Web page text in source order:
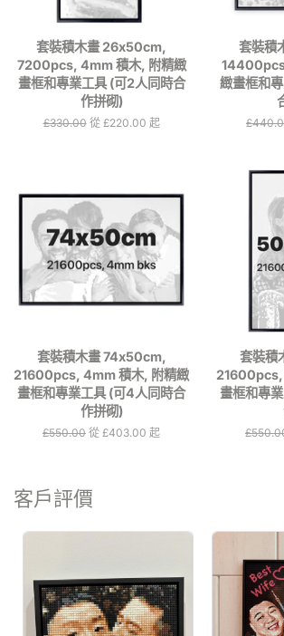
套裝積木畫 26x50cm,
7200pcs, 4mm 積木, 附精緻
畫框和專業工具 (可2人同時合
作拼砌)
定
£330.00從 £220.00 起
套裝積
緻畫框和
定
套裝積木畫 74x50cm,
21600pcs, 4mm 積木, 附精緻
畫框和專業工具 (可4人同時合
作拼砌)
定
£550.00 從 £403.00 起
套裝積
21600pcs,
畫框和專
定
客戶評價